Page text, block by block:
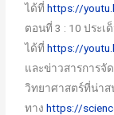
ได้ที่https://
ตอนที่ 3 : 10 ประเ
ได้ที่https://
และข่าวสารการจั
วิทยาศาสตร์ที่น่าส
ทางhttps://